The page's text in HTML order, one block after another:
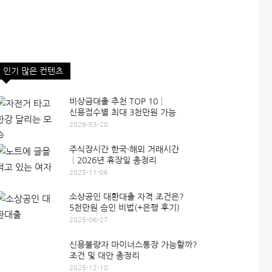
인기 많은 컨텐츠
비상금대출 추천 TOP 10│
신용점수별 최대 3천만원 가능
2026-03-28
주식장시간 한국·해외 거래시간
│2026년 휴장일 총정리
2025-11-06
소상공인 대환대출 자격 조건은?
5천만원 승인 비법(+은행 후기)
2025-06-27
신용불량자 마이너스통장 가능할까?
조건 및 대안 총정리
2025-12-18